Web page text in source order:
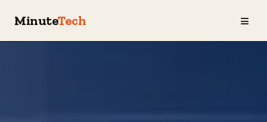
MinuteTech ≡